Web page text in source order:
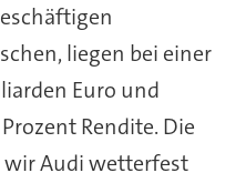
liegen bei einer
Euro und
Rendite. Die
wir Audi wetterfest